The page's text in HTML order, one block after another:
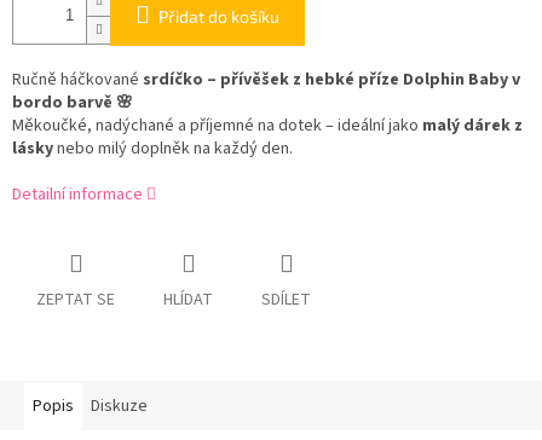
Přidat do košíku
Ručně háčkované srdíčko – přívěšek z hebké příze Dolphin Baby v
bordo barvě 🌸
Měkoučké, nadýchané a příjemné na dotek – ideální jako malý dárek z
láskynebo milý doplněk na každý den.
Detailní informace
ZEPTAT SE HLÍDAT SDÍLET
Popis Diskuze